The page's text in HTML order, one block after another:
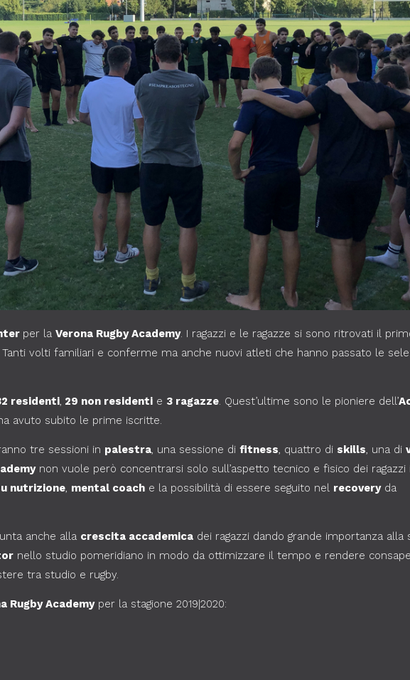
per la Verona Rugby Academy. I ragazzi e le ragazze si sono ritrovati il
volti familiari e conferme ma anche nuovi atleti che hanno passato le
residenti, 29 non residenti e 3 ragazze. Quest’ultime sono le pioniere dell’
avuto subito le prime iscritte.
tre sessioni in palestra, una sessione di fitness, quattro di skills, una di
non vuole però concentrarsi solo sull’aspetto tecnico e fisico dei ragazzi
nutrizione, mental coach e la possibilità di essere seguito nel recoveryda
anche alla crescita accademica dei ragazzi dando grande importanza alla
nello studio pomeridiano in modo da ottimizzare il tempo e rendere
tra studio e rugby.
Rugby Academyper la stagione 2019|2020: